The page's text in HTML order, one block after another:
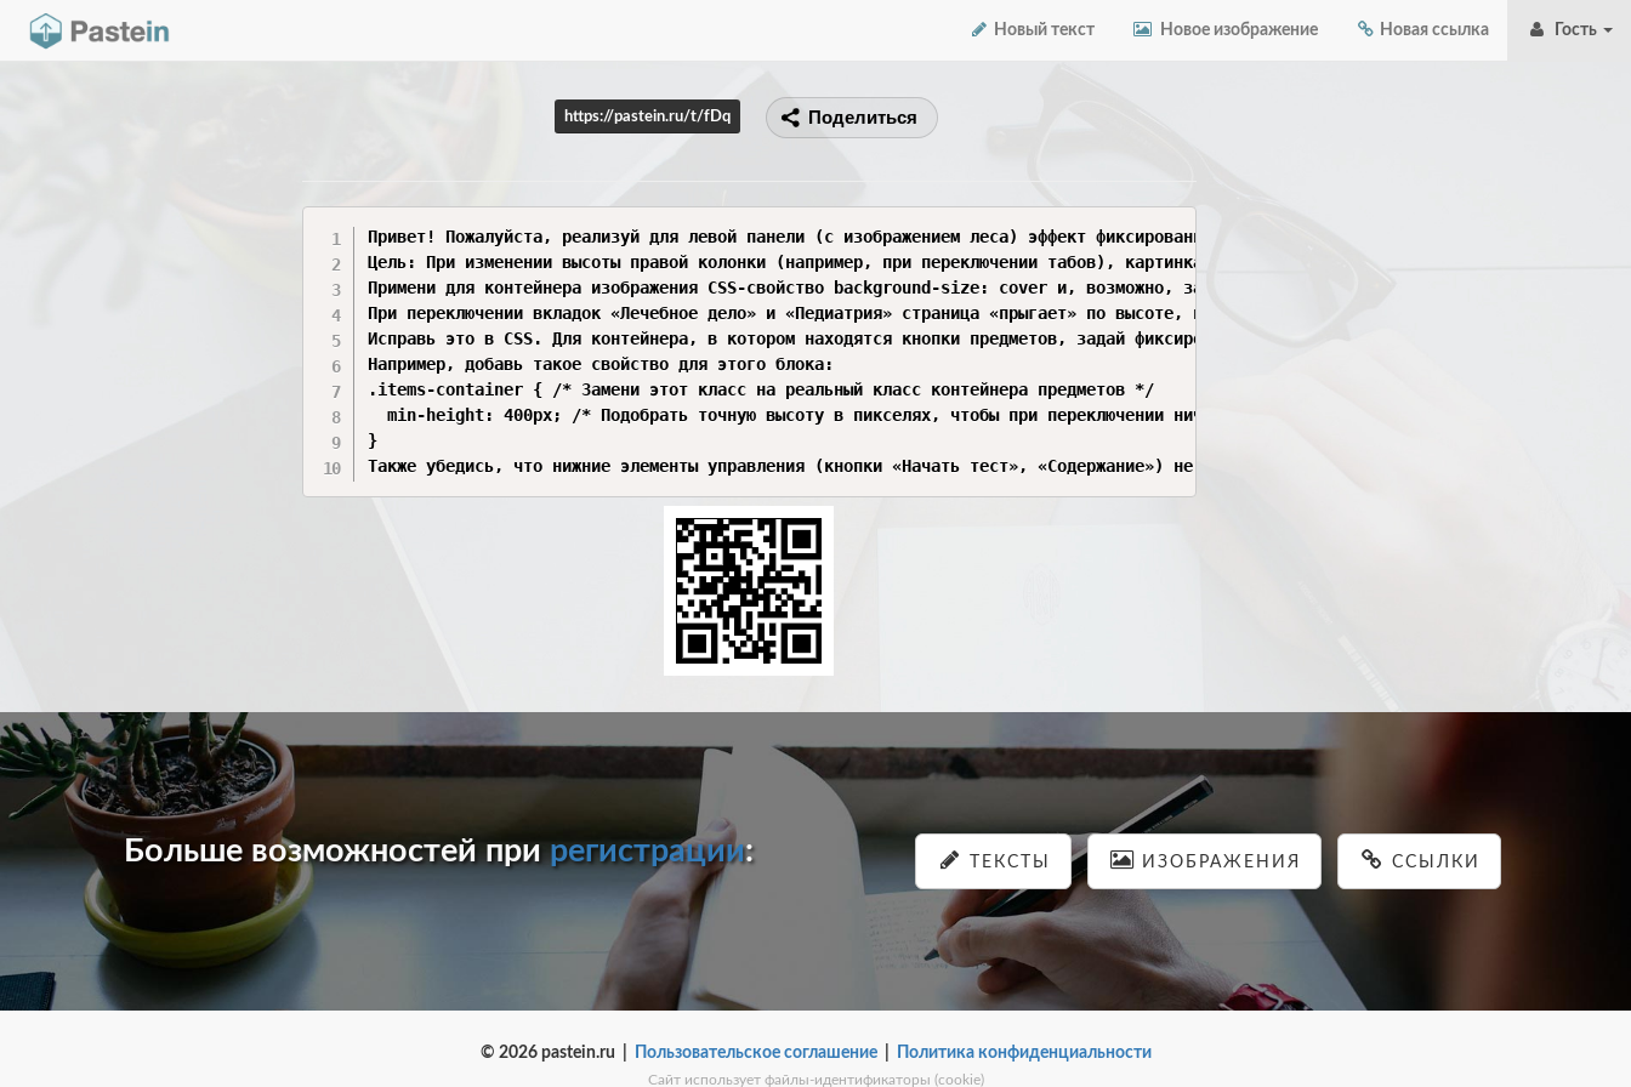
Новый текст Новое изображение Новая ссылка Гость
https://pastein.ru/t/fDq Поделиться
Привет! Пожалуйста, реализуй для левой панели (с изображением леса) эффект фиксированного масштаба.
Цель: При изменении высоты правой колонки (например, при переключении табов), картинка на левой панели не должна растягиваться
Примени для контейнера изображения CSS-свойство background-size: cover и, возможно, зафиксируй масштаб (например,
При переключении вкладок «Лечебное дело» и «Педиатрия» страница «прыгает» по высоте, потому что во вкладке Педиатрии меньше
Исправь это в CSS. Для контейнера, в котором находятся кнопки предметов, задай фиксированную минимальную высоту (min-height),
Например, добавь такое свойство для этого блока:
.items-container { /* Замени этот класс на реальный класс контейнера предметов */
  min-height: 400px; /* Подобрать точную высоту в пикселях, чтобы при переключении ничего не двигалось */
}
Также убедись, что нижние элементы управления (кнопки «Начать тест», «Содержание») не привязаны жестко к изменяющейся высоте
Больше возможностей прирегистрации: ТЕКСТЫ ИЗОБРАЖЕНИЯ ССЫЛКИ
© 2026 pastein.ru | Пользовательское соглашение| Политика конфиденциальности
Сайт использует файлы-идентификаторы (cookie)